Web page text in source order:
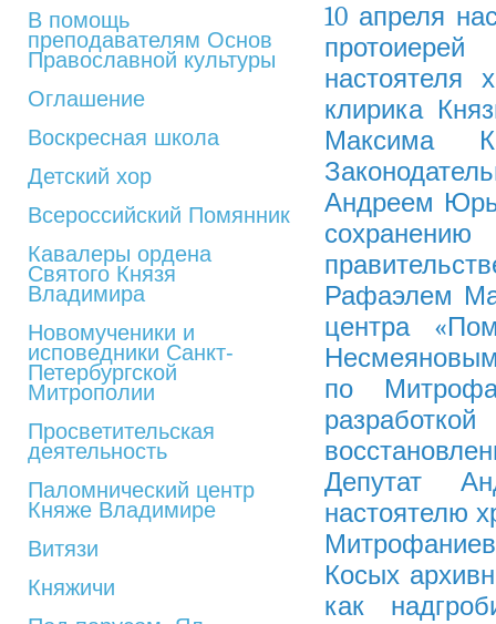
В помощь
преподавателям Основ
Православной культуры
Оглашение
Воскресная школа
Детский хор
Всероссийский Помянник
Кавалеры ордена
Святого Князя
Владимира
Новомученики и
исповедники Санкт-
Петербургской
Митрополии
Просветительская
деятельность
Паломнический центр
Княже Владимире
Витязи
Княжичи
10 апреля
настоятеля
клирика
Максима
Андреем
Рафаэлем
центра
по
Депутат
настоятелю
Косых
как